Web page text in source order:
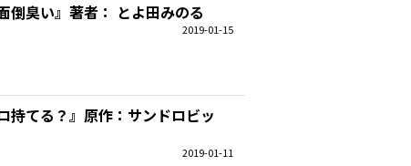
倒臭い』著者： とよ田みのる
2019-01-15
持てる？』原作：サンドロビッ
2019-01-11